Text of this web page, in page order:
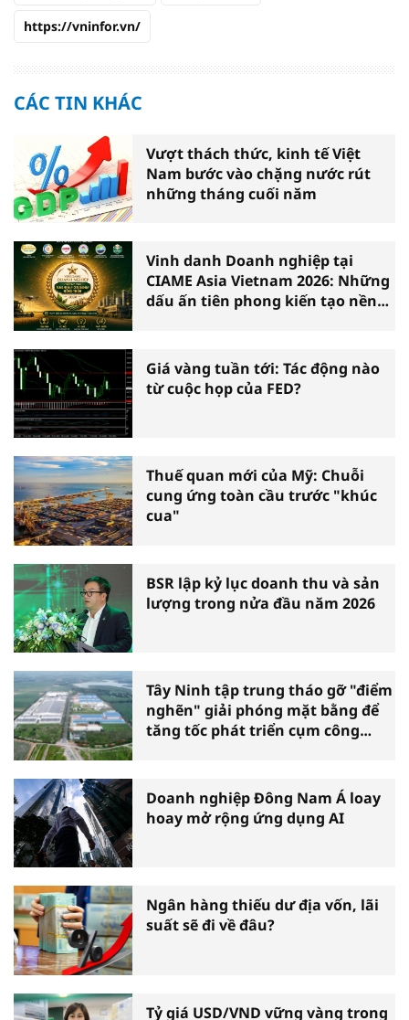
https://vninfor.vn/
CÁC TIN KHÁC
Vượt thách thức, kinh tế Việt
Nam bước vào chặng nước rút
những tháng cuối năm
Vinh danh Doanh nghiệp tại
CIAME Asia Vietnam 2026: Những
dấu ấn tiên phong kiến tạo nền
Giá vàng tuần tới: Tác động nào
từ cuộc họp của FED?
Thuế quan mới của Mỹ: Chuỗi
cung ứng toàn cầu trước "khúc
cua"
BSR lập kỷ lục doanh thu và sản
lượng trong nửa đầu năm 2026
Tây Ninh tập trung tháo gỡ "điểm
nghẽn" giải phóng mặt bằng để
tăng tốc phát triển cụm công
Doanh nghiệp Đông Nam Á loay
hoay mở rộng ứng dụng AI
Ngân hàng thiếu dư địa vốn, lãi
suất sẽ đi về đâu?
Tỷ giá USD/VND vững vàng trong